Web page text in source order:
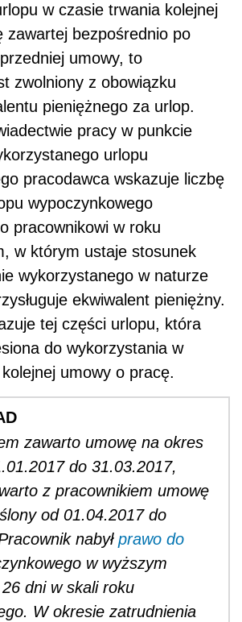
w czasie trwania kolejnej
zawartej bezpośrednio po
umowy, to
zwolniony z obowiązku
pieniężnego za urlop.
pracy w punkcie
urlopu
pracodawca wskazuje liczbę
wypoczynkowego
pracownikowi w roku
w którym ustaje stosunek
wykorzystanego w naturze
ekwiwalent pieniężny.
tej części urlopu, która
do wykorzystania w
umowy o pracę.
zawarto umowę na okres
do 31.03.2017,
z pracownikiem umowę
od 01.04.2017 do
nabył prawo do
w wyższym
dni w skali roku
W okresie zatrudnienia